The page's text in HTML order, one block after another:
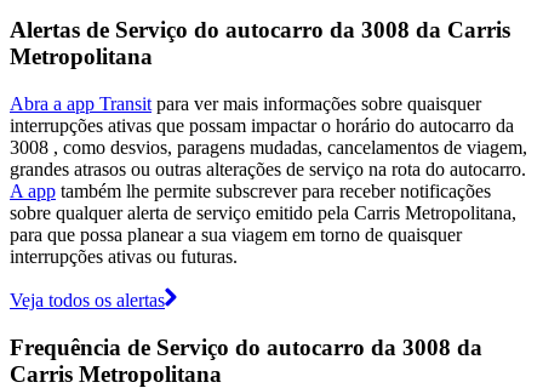
Alertas de Serviço do autocarro da 3008 da Carris
Metropolitana
Abra a app Transit para ver mais informações sobre quaisquer
interrupções ativas que possam impactar o horário do autocarro da
3008 , como desvios, paragens mudadas, cancelamentos de viagem,
grandes atrasos ou outras alterações de serviço na rota do autocarro.
A app também lhe permite subscrever para receber notificações
sobre qualquer alerta de serviço emitido pela Carris Metropolitana,
para que possa planear a sua viagem em torno de quaisquer
interrupções ativas ou futuras.
Veja todos os alertas
Frequência de Serviço do autocarro da 3008 da
Carris Metropolitana